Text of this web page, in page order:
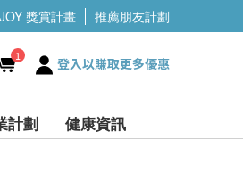
獎賞計畫 推薦朋友計劃
1 登入以賺取更多優惠
計劃 健康資訊